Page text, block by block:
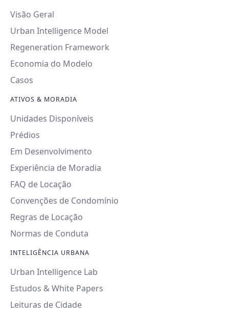
Visão Geral
Urban Intelligence Model
Regeneration Framework
Economia do Modelo
Casos
ATIVOS & MORADIA
Unidades Disponíveis
Prédios
Em Desenvolvimento
Experiência de Moradia
FAQ de Locação
Convenções de Condomínio
Regras de Locação
Normas de Conduta
INTELIGÊNCIA URBANA
Urban Intelligence Lab
Estudos & White Papers
Leituras de Cidade